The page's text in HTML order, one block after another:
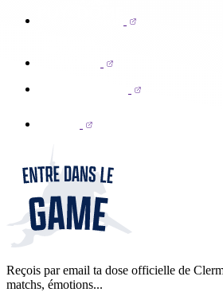
Reçois par email ta dose officielle de
matchs, émotions...